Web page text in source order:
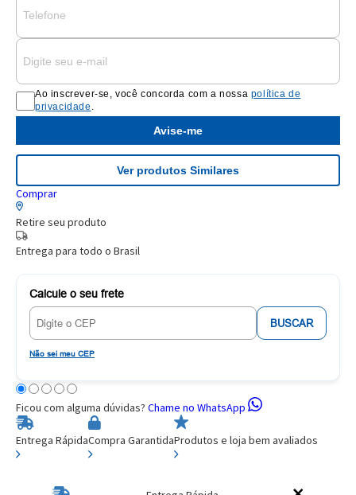
Ao inscrever-se, você concorda com a nossa política de
privacidade .
Avise-me
Ver produtos Similares
Comprar
Retire seu produto
Entrega para todo o Brasil
Calcule o seu frete
BUSCAR
Não sei meu CEP
Ficou com alguma dúvidas? Chame no WhatsApp
Entrega RápidaCompra GarantidaProdutos e loja bem avaliados